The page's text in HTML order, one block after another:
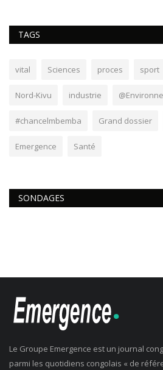
TAGS
vital Sciences proces sport
Nord-Kivu industrie
#chancelmbemba Grand dossier
Emergence Santé
SONDAGES
Le Groupe Emergence est un journal
parmi les quotidiens congolais « de